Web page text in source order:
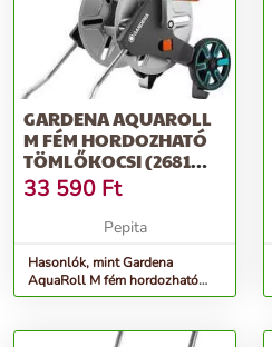
GARDENA AQUAROLL
M FÉM HORDOZHATÓ
TÖMLŐKOCSI (2681
UTÓDJA) - EZÜST
33 590 Ft
Pepita
Hasonlók, mint Gardena
AquaRoll M fém hordozható
Tömlőkocsi (2681 utódja) -